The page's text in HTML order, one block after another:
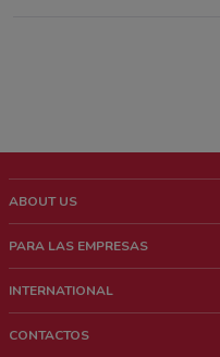
ABOUT US
¿Quiénes Somos?
Trabaja con nosotros
PARA LAS EMPRESAS
Contacto comercial
INTERNATIONAL
CONTACTOS